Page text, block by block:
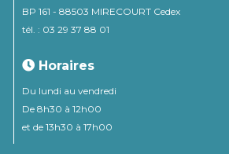
BP 161 - 88503 MIRECOURT Cedex
tél. : 03 29 37 88 01
Horaires
Du lundi au vendredi
De 8h30 à 12h00
et de 13h30 à 17h00